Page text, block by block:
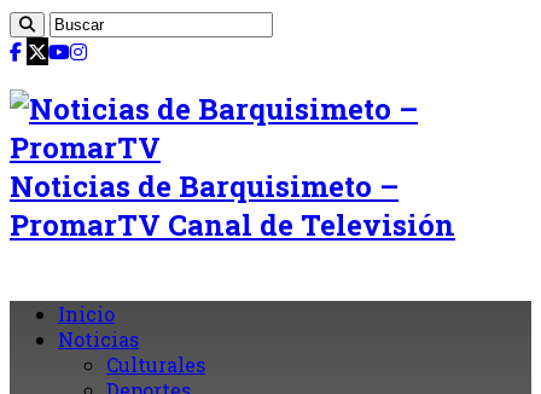
Noticias de Barquisimeto –
PromarTV Canal de Televisión
Inicio
Noticias
Culturales